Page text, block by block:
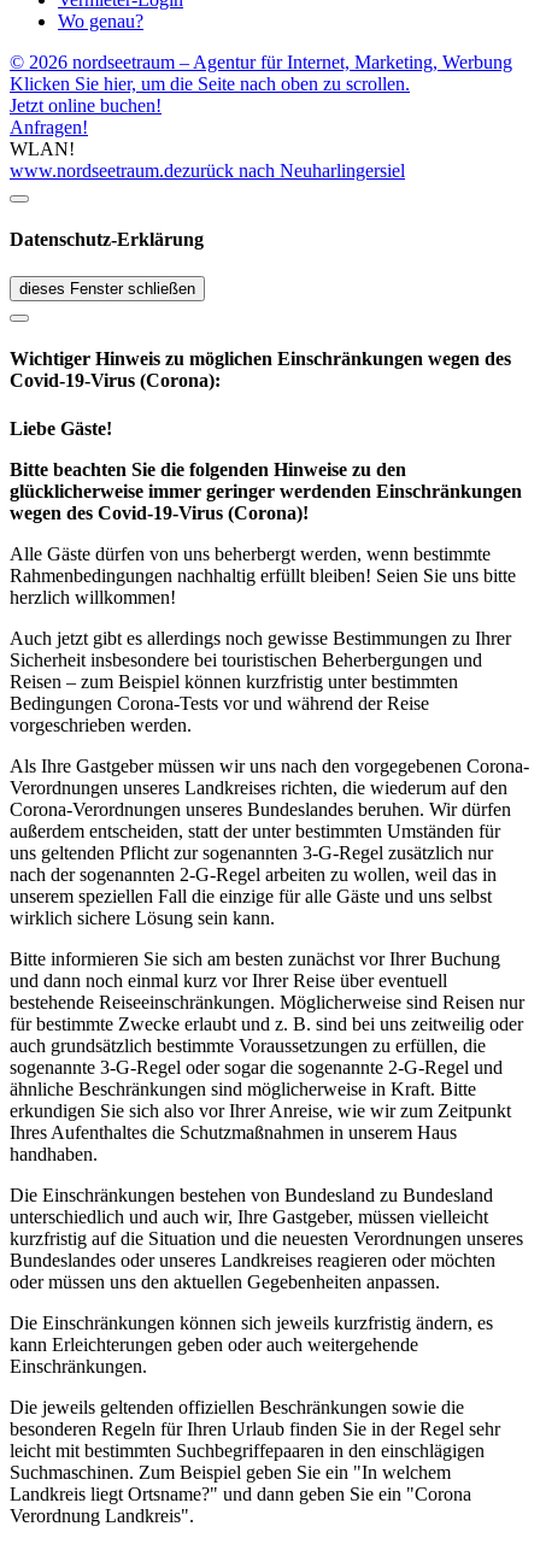
Wo genau?
© 2026 nordseetraum – Agentur für Internet, Marketing, Werbung
Klicken Sie hier, um die Seite nach oben zu scrollen.
Jetzt online buchen!
Anfragen!
WLAN!
www.nordseetraum.dezurück nach Neuharlingersiel
Datenschutz-Erklärung
dieses Fenster schließen
Wichtiger Hinweis zu möglichen Ein­schränk­ungen wegen des
Covid-19-Virus (Corona):
Liebe Gäste!
Bitte beachten Sie die folgenden Hinweise zu den
glücklicherweise immer geringer werdenden Einschränkungen
wegen des Covid-19-Virus (Corona)!
Alle Gäste dürfen von uns beherbergt werden, wenn bestimmte
Rahmenbedingungen nachhaltig erfüllt bleiben! Seien Sie uns bitte
herzlich willkommen!
Auch jetzt gibt es allerdings noch gewisse Bestimmungen zu Ihrer
Sicherheit insbesondere bei touristischen Beherbergungen und
Reisen – zum Beispiel können kurzfristig unter bestimmten
Bedingungen Corona-Tests vor und während der Reise
vorgeschrieben werden.
Als Ihre Gastgeber müssen wir uns nach den vorgegebenen Corona-
Verordnungen unseres Landkreises richten, die wiederum auf den
Corona-Verordnungen unseres Bundeslandes beruhen. Wir dürfen
außerdem entscheiden, statt der unter bestimmten Umständen für
uns geltenden Pflicht zur sogenannten 3-G-Regel zusätzlich nur
nach der sogenannten 2-G-Regel arbeiten zu wollen, weil das in
unserem speziellen Fall die einzige für alle Gäste und uns selbst
wirklich sichere Lösung sein kann.
Bitte informieren Sie sich am besten zunächst vor Ihrer Buchung
und dann noch einmal kurz vor Ihrer Reise über eventuell
bestehende Reiseeinschränkungen. Möglicherweise sind Reisen nur
für bestimmte Zwecke erlaubt und z. B. sind bei uns zeitweilig oder
auch grundsätzlich bestimmte Voraussetzungen zu erfüllen, die
sogenannte 3-G-Regel oder sogar die sogenannte 2-G-Regel und
ähnliche Beschränkungen sind möglicherweise in Kraft. Bitte
erkundigen Sie sich also vor Ihrer Anreise, wie wir zum Zeitpunkt
Ihres Aufenthaltes die Schutzmaßnahmen in unserem Haus
handhaben.
Die Einschränkungen bestehen von Bundesland zu Bundesland
unterschiedlich und auch wir, Ihre Gastgeber, müssen vielleicht
kurzfristig auf die Situation und die neuesten Verordnungen unseres
Bundeslandes oder unseres Landkreises reagieren oder möchten
oder müssen uns den aktuellen Gegebenheiten anpassen.
Die Einschränkungen können sich jeweils kurzfristig ändern, es
kann Erleichterungen geben oder auch weitergehende
Einschränkungen.
Die jeweils geltenden offiziellen Beschränkungen sowie die
besonderen Regeln für Ihren Urlaub finden Sie in der Regel sehr
leicht mit bestimmten Suchbegriffepaaren in den einschlägigen
Suchmaschinen. Zum Beispiel geben Sie ein "In welchem
Landkreis liegt Ortsname?" und dann geben Sie ein "Corona
Verordnung Landkreis".